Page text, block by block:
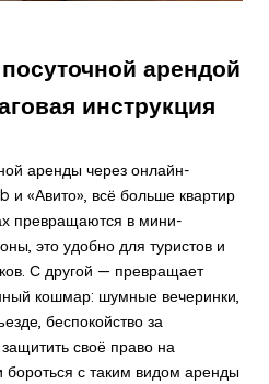
арендой
инструкция
аренды через онлайн-
«Авито», всё больше квартир
превращаются в мини-
это удобно для туристов и
С другой — превращает
кошмар: шумные вечеринки,
беспокойство за
своё право на
с таким видом аренды